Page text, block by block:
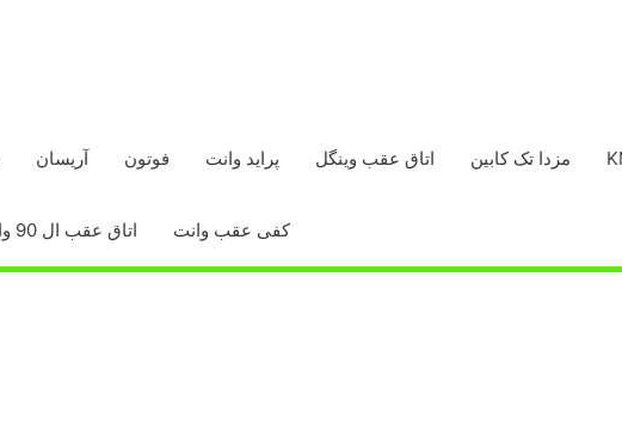
مزدا تک کابین اتاق عقب وینگل پراید وانت فوتون آریسان
کفی عقب وانت اتاق عقب ال 90 وانت